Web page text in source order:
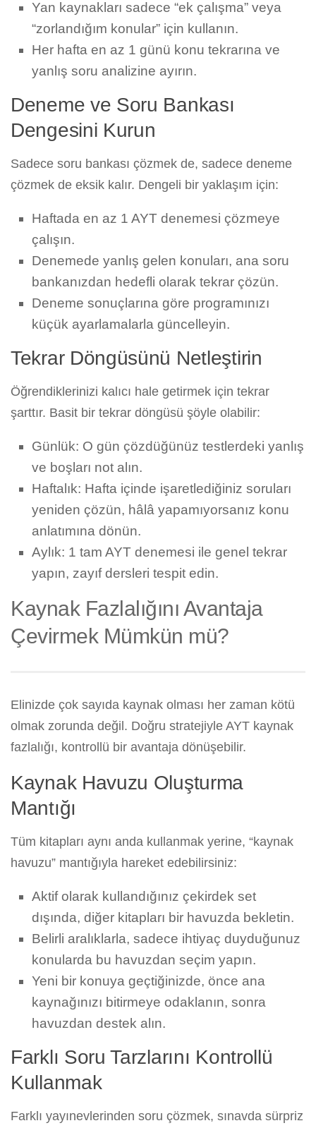
Yan kaynakları sadece “ek çalışma” veya
“zorlandığım konular” için kullanın.
Her hafta en az 1 günü konu tekrarına ve
yanlış soru analizine ayırın.
Deneme ve Soru Bankası
Dengesini Kurun
Sadece soru bankası çözmek de, sadece deneme
çözmek de eksik kalır. Dengeli bir yaklaşım için:
Haftada en az 1 AYT denemesi çözmeye
çalışın.
Denemede yanlış gelen konuları, ana soru
bankanızdan hedefli olarak tekrar çözün.
Deneme sonuçlarına göre programınızı
küçük ayarlamalarla güncelleyin.
Tekrar Döngüsünü Netleştirin
Öğrendiklerinizi kalıcı hale getirmek için tekrar
şarttır. Basit bir tekrar döngüsü şöyle olabilir:
Günlük: O gün çözdüğünüz testlerdeki yanlış
ve boşları not alın.
Haftalık: Hafta içinde işaretlediğiniz soruları
yeniden çözün, hâlâ yapamıyorsanız konu
anlatımına dönün.
Aylık: 1 tam AYT denemesi ile genel tekrar
yapın, zayıf dersleri tespit edin.
Kaynak Fazlalığını Avantaja
Çevirmek Mümkün mü?
Elinizde çok sayıda kaynak olması her zaman kötü
olmak zorunda değil. Doğru stratejiyle AYT kaynak
fazlalığı, kontrollü bir avantaja dönüşebilir.
Kaynak Havuzu Oluşturma
Mantığı
Tüm kitapları aynı anda kullanmak yerine, “kaynak
havuzu” mantığıyla hareket edebilirsiniz:
Aktif olarak kullandığınız çekirdek set
dışında, diğer kitapları bir havuzda bekletin.
Belirli aralıklarla, sadece ihtiyaç duyduğunuz
konularda bu havuzdan seçim yapın.
Yeni bir konuya geçtiğinizde, önce ana
kaynağınızı bitirmeye odaklanın, sonra
havuzdan destek alın.
Farklı Soru Tarzlarını Kontrollü
Kullanmak
Farklı yayınevlerinden soru çözmek, sınavda sürpriz